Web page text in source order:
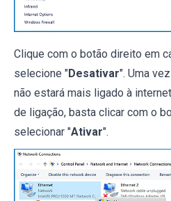
Clique com o botão direito em
selecione "Desativar". Uma
não estará mais ligado à
de ligação, basta clicar com o
selecionar "Ativar".